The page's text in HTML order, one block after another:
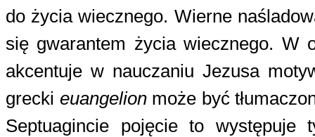
do życia wiecznego. Wierne
się gwarantem życia wiecznego. W
akcentuje w nauczaniu Jezusa
grecki euangelion może być
Septuagincie pojęcie to